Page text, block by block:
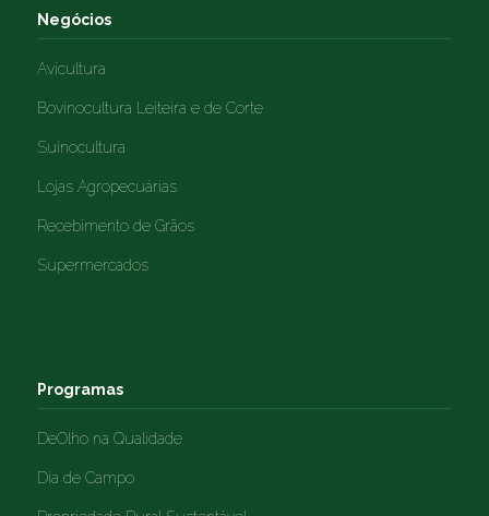
Negócios
Avicultura
Bovinocultura Leiteira e de Corte
Suinocultura
Lojas Agropecuárias
Recebimento de Grãos
Supermercados
Programas
DeOlho na Qualidade
Dia de Campo